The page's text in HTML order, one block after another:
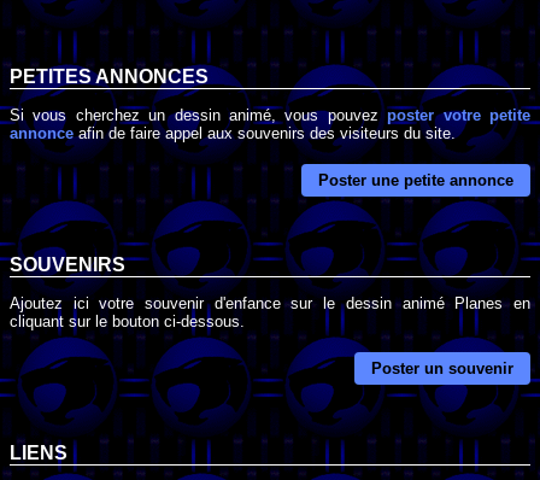
PETITES ANNONCES
Si vous cherchez un dessin animé, vous pouvezposter votre petite
annonceafin de faire appel aux souvenirs des visiteurs du site.
Poster une petite annonce
SOUVENIRS
Ajoutez ici votre souvenir d'enfance sur le dessin animé Planes en
cliquant sur le bouton ci-dessous.
Poster un souvenir
LIENS